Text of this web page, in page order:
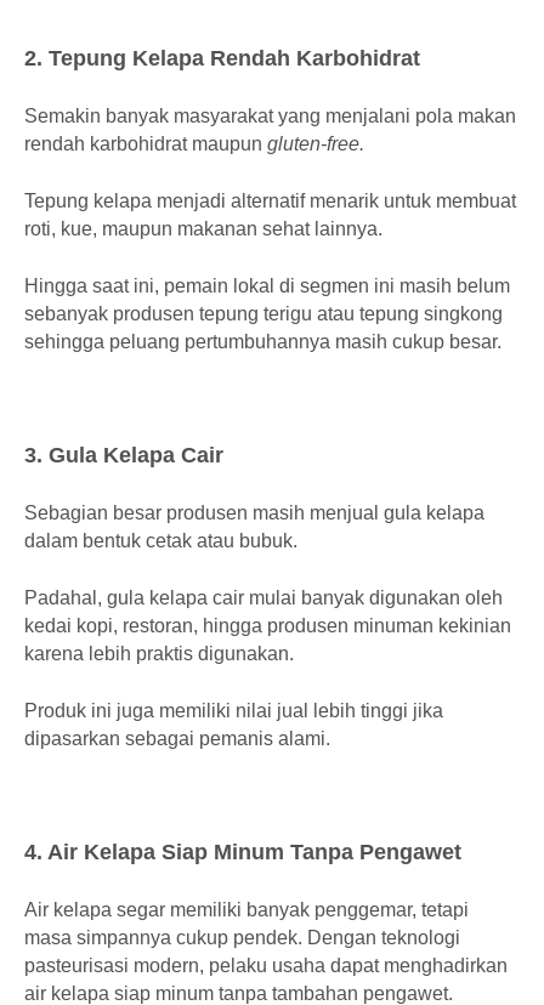
2. Tepung Kelapa Rendah Karbohidrat
Semakin banyak masyarakat yang menjalani pola makan
rendah karbohidrat maupun gluten-free.
Tepung kelapa menjadi alternatif menarik untuk membuat
roti, kue, maupun makanan sehat lainnya.
Hingga saat ini, pemain lokal di segmen ini masih belum
sebanyak produsen tepung terigu atau tepung singkong
sehingga peluang pertumbuhannya masih cukup besar.
3. Gula Kelapa Cair
Sebagian besar produsen masih menjual gula kelapa
dalam bentuk cetak atau bubuk.
Padahal, gula kelapa cair mulai banyak digunakan oleh
kedai kopi, restoran, hingga produsen minuman kekinian
karena lebih praktis digunakan.
Produk ini juga memiliki nilai jual lebih tinggi jika
dipasarkan sebagai pemanis alami.
4. Air Kelapa Siap Minum Tanpa Pengawet
Air kelapa segar memiliki banyak penggemar, tetapi
masa simpannya cukup pendek. Dengan teknologi
pasteurisasi modern, pelaku usaha dapat menghadirkan
air kelapa siap minum tanpa tambahan pengawet.